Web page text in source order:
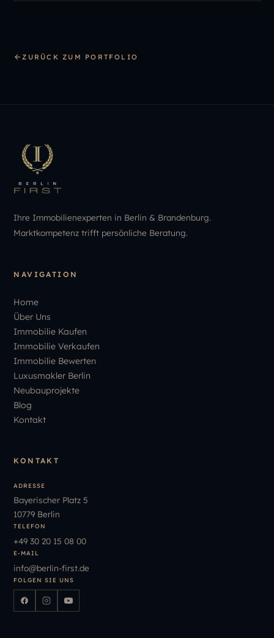
ZURÜCK ZUM PORTFOLIO
Ihre Immobilienexperten in Berlin & Brandenburg.
Marktkompetenz trifft persönliche Beratung.
NAVIGATION
Home
Über Uns
Immobilie Kaufen
Immobilie Verkaufen
Immobilie Bewerten
Luxusmakler Berlin
Neubauprojekte
Blog
Kontakt
KONTAKT
ADRESSE
Bayerischer Platz 5
10779 Berlin
TELEFON
+49 30 20 15 08 00
E-MAIL
info@berlin-first.de
FOLGEN SIE UNS